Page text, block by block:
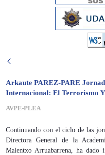
Arkaute PAREZ-PARE
Internacional: El Terrorismo
AVPE-PLEA
Continuando con el ciclo de las
Directora General de la
Malentxo Arruabarrena, ha dado